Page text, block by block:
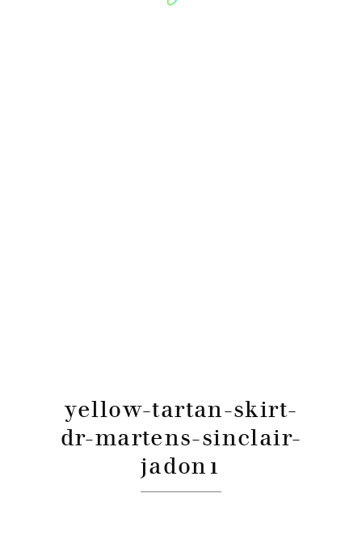
yellow-tartan-skirt-
dr-martens-sinclair-
jadon1